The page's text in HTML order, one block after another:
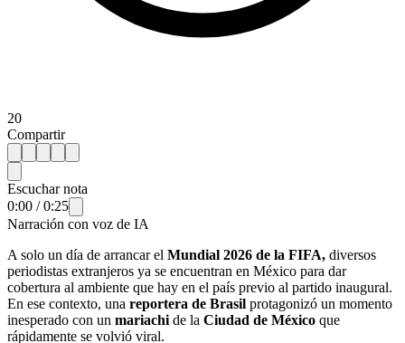
20
Compartir
Escuchar nota
0:00 /0:25
Narración con voz de IA
A solo un día de arrancar el Mundial 2026 de la FIFA, diversos
periodistas extranjeros ya se encuentran en México para dar
cobertura al ambiente que hay en el país previo al partido inaugural.
En ese contexto, una reportera de Brasil protagonizó un momento
inesperado con un mariachi de la Ciudad de México que
rápidamente se volvió viral.